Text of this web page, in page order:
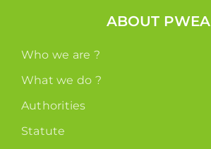
ABOUT PWEA
Who we are ?
What we do ?
Authorities
Statute